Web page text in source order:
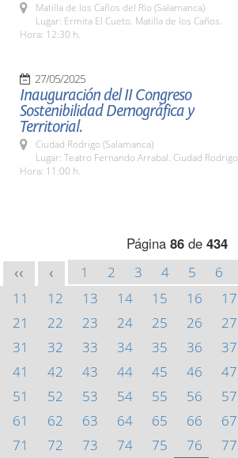
Matilla de los Caños del Río (Salamanca)
Lugar: Ermita El Cueto. Matilla de los Caños.
Hora: 12:30 h.
27/05/2025
Inauguración del II Congreso
Sostenibilidad Demográfica y
Territorial.
Ciudad Rodrigo (Salamanca)
Lugar: Teatro Fernando Arrabal. Ciudad Rodrigo
Hora: 11:00 h.
Página 86 de 434
<< < 1 2 3 4 5 6
11
12 13 14 15 16 17
21
22 23 24 25 26 27
31
32 33 34 35 36 37
41
42 43 44 45 46 47
51
52 53 54 55 56 57
61
62 63 64 65 66 67
71
72 73 74 75 76 77